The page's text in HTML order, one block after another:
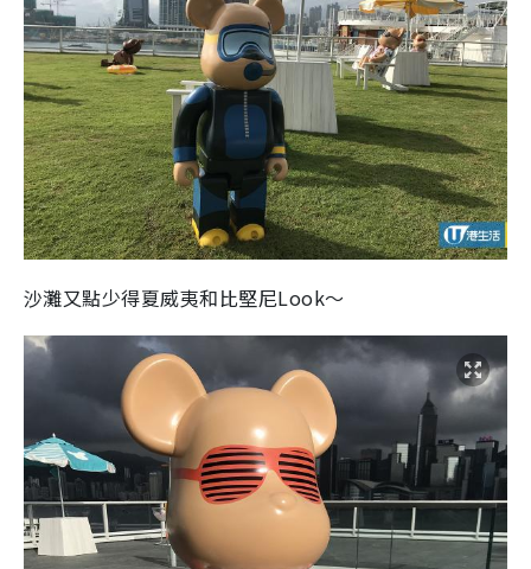
沙灘又點少得夏威夷和比堅尼Look～